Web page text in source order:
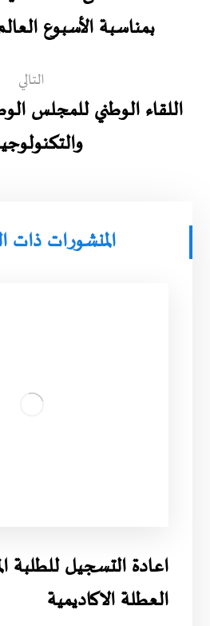
بمناسبة الأسبوع
التالي
اللقاء الوطني للمجلس
المنشورات ذات
اعادة التسجيل للطلبة
العطلة الاكاديمية